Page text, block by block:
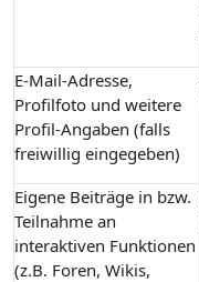
E-Mail-Adresse,
Profilfoto und weitere
Profil-Angaben (falls
freiwillig eingegeben)
Eigene Beiträge in bzw.
Teilnahme an
interaktiven Funktionen
(z.B. Foren, Wikis,